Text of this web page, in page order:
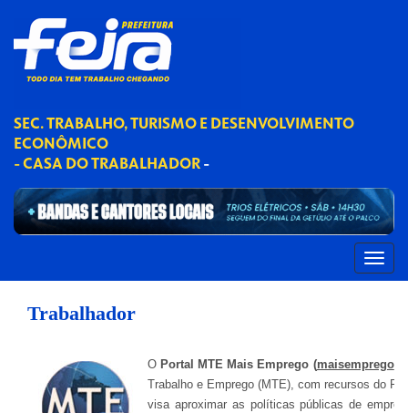
SEC. TRABALHO, TURISMO E DESENVOLVIMENTO
ECONÔMICO
- CASA DO TRABALHADOR-
Trabalhador
O Portal MTE Mais Emprego (maisemprego.
Trabalho e Emprego (MTE), com recursos do
visa aproximar as políticas públicas de